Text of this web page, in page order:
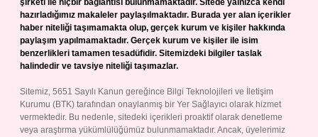
şirketi ile hiçbir bağlantısı bulunmamaktadır. Sitede yalnızca kendi
hazırladığımız makaleler paylaşılmaktadır. Burada yer alan içerikler
haber niteliği taşımamakta olup, gerçek kurum ve kişiler hakkında
paylaşım yapılmamaktadır. Gerçek kurum ve kişiler ile isim
benzerlikleri tamamen tesadüfidir. Sitemizdeki bilgiler taslak
halindedir ve tavsiye niteliği taşımazlar.
Sitemiz, 5651 Sayılı Kanun gereğince Bilgi Teknolojileri ve İletişim
Kurumu (BTK) tarafından onaylanmış bir Yer Sağlayıcı olarak hizmet
vermektedir. Bu nedenle, sitedeki içerikleri proaktif olarak denetleme
veya araştırma yükümlülüğümüz bulunmamaktadır. Ancak, üyelerimiz